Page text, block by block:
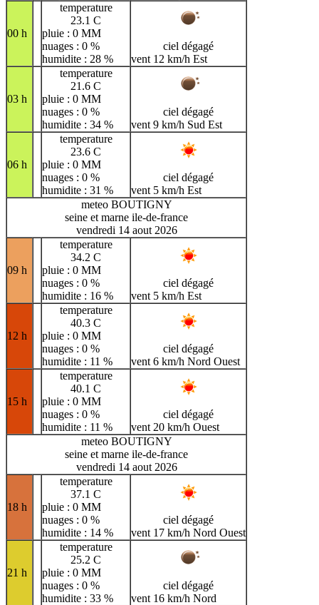
00 h
temperature
23.1 C
pluie : 0 MM
nuages : 0 %
humidite : 28 %
ciel dégagé
vent 12 km/h Est
03 h
temperature
21.6 C
pluie : 0 MM
nuages : 0 %
humidite : 34 %
ciel dégagé
vent 9 km/h Sud Est
06 h
temperature
23.6 C
pluie : 0 MM
nuages : 0 %
humidite : 31 %
ciel dégagé
vent 5 km/h Est
meteo BOUTIGNY
seine et marne ile-de-france
vendredi 14 aout 2026
09 h
temperature
34.2 C
pluie : 0 MM
nuages : 0 %
humidite : 16 %
ciel dégagé
vent 5 km/h Est
12 h
temperature
40.3 C
pluie : 0 MM
nuages : 0 %
humidite : 11 %
ciel dégagé
vent 6 km/h Nord Ouest
15 h
temperature
40.1 C
pluie : 0 MM
nuages : 0 %
humidite : 11 %
ciel dégagé
vent 20 km/h Ouest
meteo BOUTIGNY
seine et marne ile-de-france
vendredi 14 aout 2026
18 h
temperature
37.1 C
pluie : 0 MM
nuages : 0 %
humidite : 14 %
ciel dégagé
vent 17 km/h Nord Ouest
21 h
temperature
25.2 C
pluie : 0 MM
nuages : 0 %
humidite : 33 %
ciel dégagé
vent 16 km/h Nord